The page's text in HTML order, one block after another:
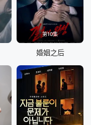
第10集
婚姻之后